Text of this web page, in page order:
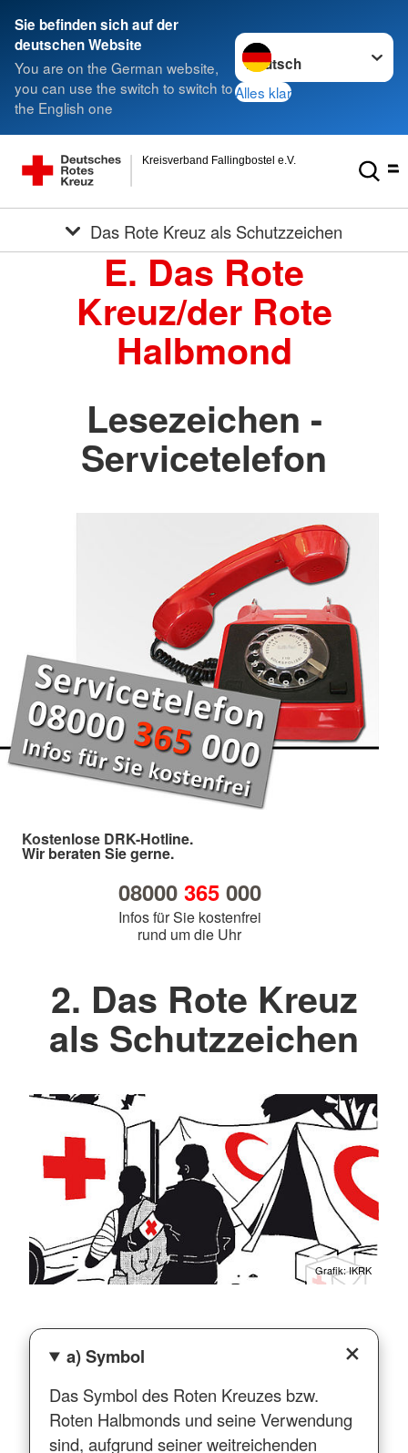
Sie befinden sich auf der
deutschen Website
You are on the German website,
you can use the switch to switch to
the English one
Sprache wechseln zu
Alles klar
Kreisverband Fallingbostel e.V.
Das Rote Kreuz als Schutzzeichen
E. Das Rote
Kreuz/der Rote
Halbmond
Lesezeichen -
Servicetelefon
Kostenlose DRK-Hotline.
Wir beraten Sie gerne.
08000 365000
Infos für Sie kostenfrei
rund um die Uhr
2. Das Rote Kreuz
als Schutzzeichen
Grafik: IKRK
a) Symbol
Das Symbol des Roten Kreuzes bzw.
Roten Halbmonds und seine Verwendung
sind, aufgrund seiner weitreichenden